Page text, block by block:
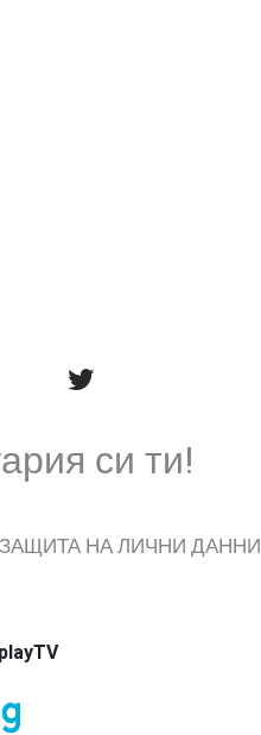
си ти!
НА ЛИЧНИ ДАННИ